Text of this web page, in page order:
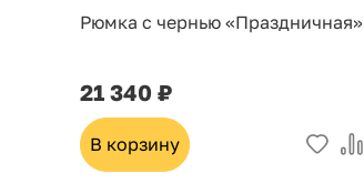
Рюмка с чернью «Праздничная»
21 340 ₽
В корзину